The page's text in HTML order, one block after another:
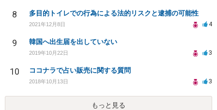
8 多目的トイレでの行為による法的リスクと逮捕の可能性
2021年12月8日 4
9 韓国へ出生届を出していない
2019年10月22日 3
10 ココナラで占い販売に関する質問
2018年10月13日 3
もっと見る